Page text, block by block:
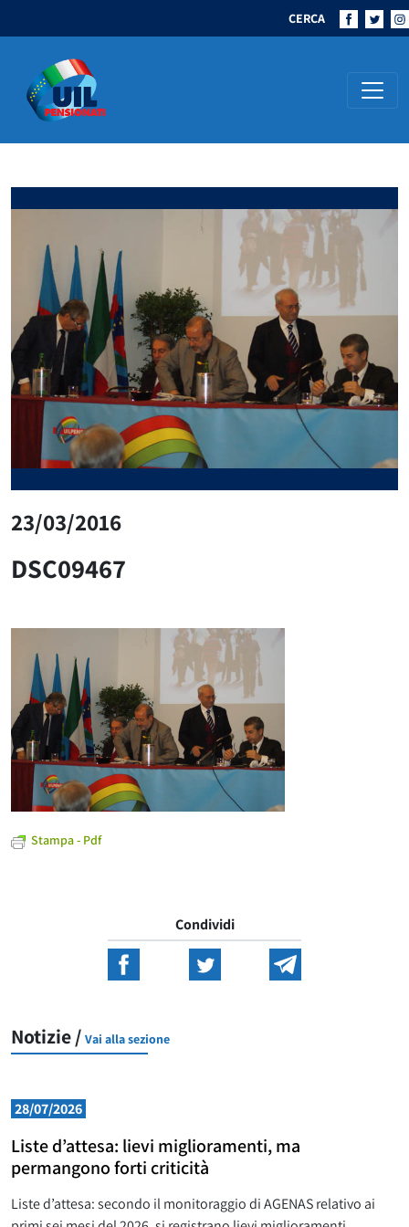
CERCA
Navigazione principale
23/03/2016
DSC09467
Stampa - Pdf
Condividi
Notizie / Vai alla sezione
28/07/2026
Liste d’attesa: lievi miglioramenti, ma
permangono forti criticità
Liste d’attesa: secondo il monitoraggio di AGENAS relativo ai